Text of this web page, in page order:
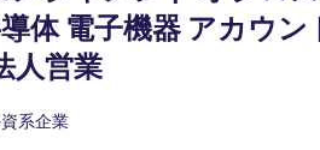
体 電子機器 アカウ
人営業
系企業